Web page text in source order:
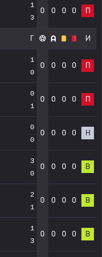
1
3
0 0 0 0 П
Г И
1
0
0 0 0 0 П
0
1
0 0 0 0 П
0
0
0 0 0 0 Н
3
0
0 0 0 0 В
2
1
0 0 0 0 В
1
3
0 0 0 0 В